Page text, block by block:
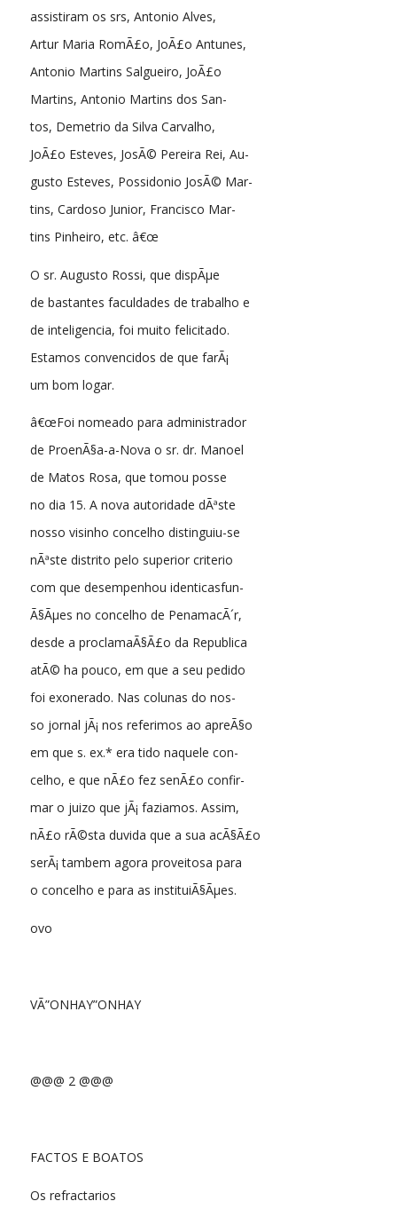
assistiram os srs, Antonio Alves,
Artur Maria RomÃ£o, JoÃ£o Antunes,
Antonio Martins Salgueiro, JoÃ£o
Martins, Antonio Martins dos San-
tos, Demetrio da Silva Carvalho,
JoÃ£o Esteves, JosÃ© Pereira Rei, Au-
gusto Esteves, Possidonio JosÃ© Mar-
tins, Cardoso Junior, Francisco Mar-
tins Pinheiro, etc. â€œ
O sr. Augusto Rossi, que dispÃµe
de bastantes faculdades de trabalho e
de inteligencia, foi muito felicitado.
Estamos convencidos de que farÃ¡
um bom logar.
â€œFoi nomeado para administrador
de ProenÃ§a-a-Nova o sr. dr. Manoel
de Matos Rosa, que tomou posse
no dia 15. A nova autoridade dÃªste
nosso visinho concelho distinguiu-se
nÃªste distrito pelo superior criterio
com que desempenhou identicasfun-
Ã§Ãµes no concelho de PenamacÃ´r,
desde a proclamaÃ§Ã£o da Republica
atÃ© ha pouco, em que a seu pedido
foi exonerado. Nas colunas do nos-
so jornal jÃ¡ nos referimos ao apreÃ§o
em que s. ex.* era tido naquele con-
celho, e que nÃ£o fez senÃ£o confir-
mar o juizo que jÃ¡ faziamos. Assim,
nÃ£o rÃ©sta duvida que a sua acÃ§Ã£o
serÃ¡ tambem agora proveitosa para
o concelho e para as instituiÃ§Ãµes.
ovo
VÃ”ONHAY”ONHAY
@@@ 2 @@@
FACTOS E BOATOS
Os refractarios